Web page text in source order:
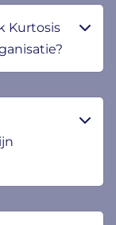
Kurtosis